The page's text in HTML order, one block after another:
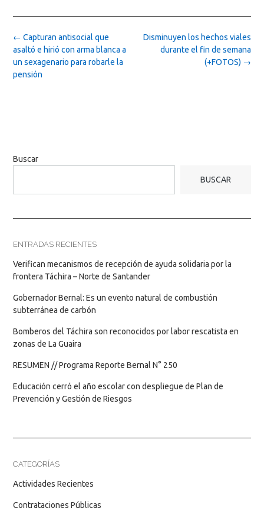
Post
navigation
Disminuyen los hechos viales
durante el fin de semana
(+FOTOS) →
← Capturan antisocial que
asaltó e hirió con arma blanca a
un sexagenario para robarle la
pensión
Buscar
BUSCAR
ENTRADAS RECIENTES
Verifican mecanismos de recepción de ayuda solidaria por la
frontera Táchira – Norte de Santander
Gobernador Bernal: Es un evento natural de combustión
subterránea de carbón
Bomberos del Táchira son reconocidos por labor rescatista en
zonas de La Guaira
RESUMEN // Programa Reporte Bernal N° 250
Educación cerró el año escolar con despliegue de Plan de
Prevención y Gestión de Riesgos
CATEGORÍAS
Actividades Recientes
Contrataciones Públicas